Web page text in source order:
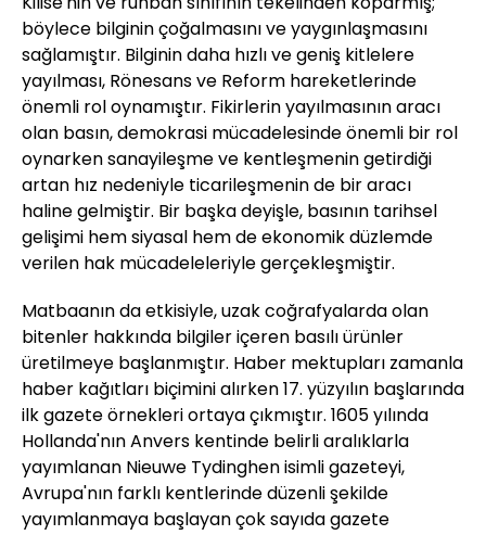
böylece bilginin çoğalmasını ve yaygınlaşmasını
sağlamıştır. Bilginin daha hızlı ve geniş kitlelere
yayılması, Rönesans ve Reform hareketlerinde
önemli rol oynamıştır. Fikirlerin yayılmasının aracı
olan basın, demokrasi mücadelesinde önemli bir rol
oynarken sanayileşme ve kentleşmenin getirdiği
artan hız nedeniyle ticarileşmenin de bir aracı
haline gelmiştir. Bir başka deyişle, basının tarihsel
gelişimi hem siyasal hem de ekonomik düzlemde
verilen hak mücadeleleriyle gerçekleşmiştir.
Matbaanın da etkisiyle, uzak coğrafyalarda olan
bitenler hakkında bilgiler içeren basılı ürünler
üretilmeye başlanmıştır. Haber mektupları zamanla
haber kağıtları biçimini alırken 17. yüzyılın başlarında
ilk gazete örnekleri ortaya çıkmıştır. 1605 yılında
Hollanda'nın Anvers kentinde belirli aralıklarla
yayımlanan Nieuwe Tydinghen isimli gazeteyi,
Avrupa'nın farklı kentlerinde düzenli şekilde
yayımlanmaya başlayan çok sayıda gazete